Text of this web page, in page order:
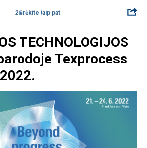
žiūrėkite taip pat
TECHNOLOGIJOS
Texprocess